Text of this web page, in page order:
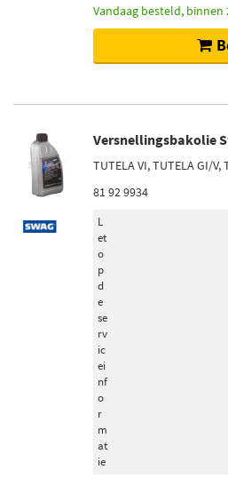
Vandaag besteld,
Versnellingsbakolie
TUTELA VI, TUTELA GI/
81 92 9934
L
et
o
p
d
e
se
rv
ic
ei
nf
o
r
m
at
ie